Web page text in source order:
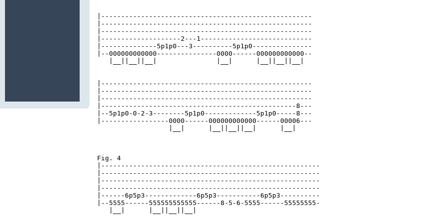
|-----------------------------------------------------
|-----------------------------------------------------
|-----------------------------------------------------
|--------------------2---1----------------------------
|--------------5p1p0---3----------5p1p0---------------
|--000000000000---------------0000------000000000000--
|-----------------------------------------------------
|-----------------------------------------------------
|-----------------------------------------------------
|-------------------------------------------------8---
|--5p1p0-0-2-3--------5p1p0-------------5p1p0-----8---
|-----------------0000------000000000000------00006---
Fig. 4
|-------------------------------------------------------
|-------------------------------------------------------
|-------------------------------------------------------
|-------------------------------------------------------
|------6p5p3-------------6p5p3-----------6p5p3----------
|--5555------555555555555------8-5-6-5555------55555555-